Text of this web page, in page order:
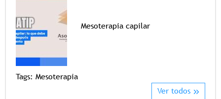
Mesoterapia capilar
Tags: Mesoterapia
Ver todos